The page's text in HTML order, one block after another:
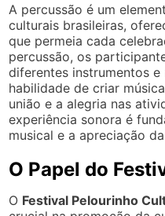
A percussão é um
culturais brasileiras,
que permeia cada
percussão, os
diferentes instrumentos
habilidade de criar
união e a alegria nas
experiência sonora é
musical e a apreciação
O Papel do
O Festival Pelourinho